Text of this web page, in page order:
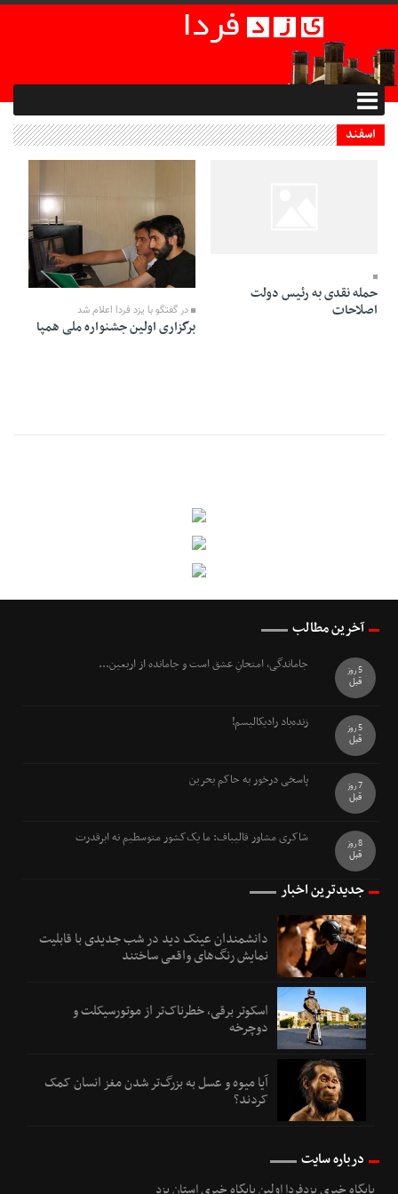
اسفند
حمله نقدی به رئیس دولت
اصلاحات در گفتگو با یزد فردا اعلام شد
برگزاری اولین جشنواره ملی همپا
آخرین مطالب
جاماندگی، امتحانِ عشق است و جامانده از اربعین...
5 روز
قبل
زنده‌باد رادیکالیسم!
5 روز
قبل
پاسخی درخور به حاکم بحرین
7 روز
قبل
شاکری مشاور قالیباف: ما یک‌کشور متوسطیم نه ابرقدرت
8 روز
قبل
جدیدترین اخبار
دانشمندان عینک دید در شب جدیدی با قابلیت
نمایش رنگ‌های واقعی ساختند
اسکوتر برقی، خطرناک‌تر از موتورسیکلت و
دوچرخه
آیا میوه و عسل به بزرگ‌تر شدن مغز انسان کمک
کردند؟
درباره سایت